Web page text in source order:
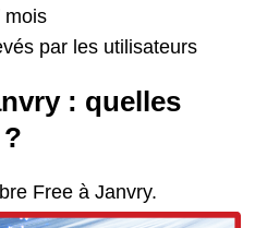
mois
par les utilisateurs
: quelles
Free à Janvry.